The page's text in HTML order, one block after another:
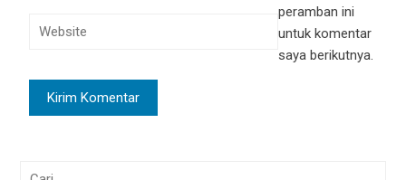
peramban ini
untuk komentar
saya berikutnya.
Cari